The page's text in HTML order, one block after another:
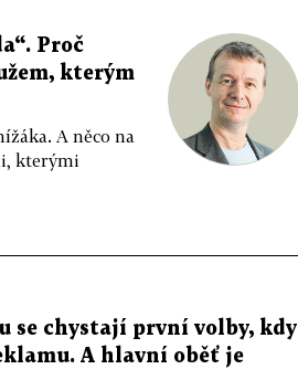
Proč
kterým
A něco na
kterými
se chystají první volby, kdy
A hlavní oběť je